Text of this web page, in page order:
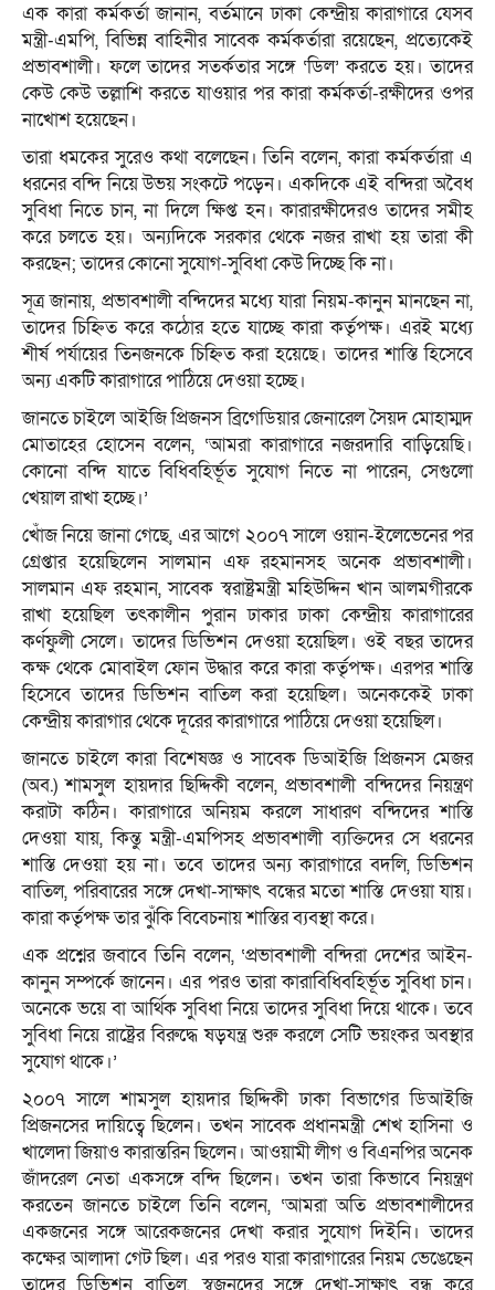
এক কারা কর্মকর্তা জানান, বর্তমানে ঢাকা কেন্দ্রীয় কারাগারে যেসব
মন্ত্রী-এমপি, বিভিন্ন বাহিনীর সাবেক কর্মকর্তারা রয়েছেন, প্রত্যেকেই
প্রভাবশালী। ফলে তাদের সতর্কতার সঙ্গে ‘ডিল’ করতে হয়। তাদের
কেউ কেউ তল্লাশি করতে যাওয়ার পর কারা কর্মকর্তা-রক্ষীদের ওপর
নাখোশ হয়েছেন।
তারা ধমকের সুরেও কথা বলেছেন। তিনি বলেন, কারা কর্মকর্তারা এ
ধরনের বন্দি নিয়ে উভয় সংকটে পড়েন। একদিকে এই বন্দিরা অবৈধ
সুবিধা নিতে চান, না দিলে ক্ষিপ্ত হন। কারারক্ষীদেরও তাদের সমীহ
করে চলতে হয়। অন্যদিকে সরকার থেকে নজর রাখা হয় তারা কী
করছেন; তাদের কোনো সুযোগ-সুবিধা কেউ দিচ্ছে কি না।
সূত্র জানায়, প্রভাবশালী বন্দিদের মধ্যে যারা নিয়ম-কানুন মানছেন না,
তাদের চিহ্নিত করে কঠোর হতে যাচ্ছে কারা কর্তৃপক্ষ। এরই মধ্যে
শীর্ষ পর্যায়ের তিনজনকে চিহ্নিত করা হয়েছে। তাদের শাস্তি হিসেবে
অন্য একটি কারাগারে পাঠিয়ে দেওয়া হচ্ছে।
জানতে চাইলে আইজি প্রিজনস ব্রিগেডিয়ার জেনারেল সৈয়দ মোহাম্মদ
মোতাহের হোসেন বলেন, ‘আমরা কারাগারে নজরদারি বাড়িয়েছি।
কোনো বন্দি যাতে বিধিবহির্ভূত সুযোগ নিতে না পারেন, সেগুলো
খেয়াল রাখা হচ্ছে।’
খোঁজ নিয়ে জানা গেছে, এর আগে ২০০৭ সালে ওয়ান-ইলেভেনের পর
গ্রেপ্তার হয়েছিলেন সালমান এফ রহমানসহ অনেক প্রভাবশালী।
সালমান এফ রহমান, সাবেক স্বরাষ্ট্রমন্ত্রী মহিউদ্দিন খান আলমগীরকে
রাখা হয়েছিল তৎকালীন পুরান ঢাকার ঢাকা কেন্দ্রীয় কারাগারের
কর্ণফুলী সেলে। তাদের ডিভিশন দেওয়া হয়েছিল। ওই বছর তাদের
কক্ষ থেকে মোবাইল ফোন উদ্ধার করে কারা কর্তৃপক্ষ। এরপর শাস্তি
হিসেবে তাদের ডিভিশন বাতিল করা হয়েছিল। অনেককেই ঢাকা
কেন্দ্রীয় কারাগার থেকে দূরের কারাগারে পাঠিয়ে দেওয়া হয়েছিল।
জানতে চাইলে কারা বিশেষজ্ঞ ও সাবেক ডিআইজি প্রিজনস মেজর
(অব.) শামসুল হায়দার ছিদ্দিকী বলেন, প্রভাবশালী বন্দিদের নিয়ন্ত্রণ
করাটা কঠিন। কারাগারে অনিয়ম করলে সাধারণ বন্দিদের শাস্তি
দেওয়া যায়, কিন্তু মন্ত্রী-এমপিসহ প্রভাবশালী ব্যক্তিদের সে ধরনের
শাস্তি দেওয়া হয় না। তবে তাদের অন্য কারাগারে বদলি, ডিভিশন
বাতিল, পরিবারের সঙ্গে দেখা-সাক্ষাৎ বন্ধের মতো শাস্তি দেওয়া যায়।
কারা কর্তৃপক্ষ তার ঝুঁকি বিবেচনায় শাস্তির ব্যবস্থা করে।
এক প্রশ্নের জবাবে তিনি বলেন, ‘প্রভাবশালী বন্দিরা দেশের আইন-
কানুন সম্পর্কে জানেন। এর পরও তারা কারাবিধিবহির্ভূত সুবিধা চান।
অনেকে ভয়ে বা আর্থিক সুবিধা নিয়ে তাদের সুবিধা দিয়ে থাকে। তবে
সুবিধা নিয়ে রাষ্ট্রের বিরুদ্ধে ষড়যন্ত্র শুরু করলে সেটি ভয়ংকর অবস্থার
সুযোগ থাকে।’
২০০৭ সালে শামসুল হায়দার ছিদ্দিকী ঢাকা বিভাগের ডিআইজি
প্রিজনসের দায়িত্বে ছিলেন। তখন সাবেক প্রধানমন্ত্রী শেখ হাসিনা ও
খালেদা জিয়াও কারান্তরিন ছিলেন। আওয়ামী লীগ ও বিএনপির অনেক
জাঁদরেল নেতা একসঙ্গে বন্দি ছিলেন। তখন তারা কিভাবে নিয়ন্ত্রণ
করতেন জানতে চাইলে তিনি বলেন, ‘আমরা অতি প্রভাবশালীদের
একজনের সঙ্গে আরেকজনের দেখা করার সুযোগ দিইনি। তাদের
কক্ষের আলাদা গেট ছিল। এর পরও যারা কারাগারের নিয়ম ভেঙেছেন